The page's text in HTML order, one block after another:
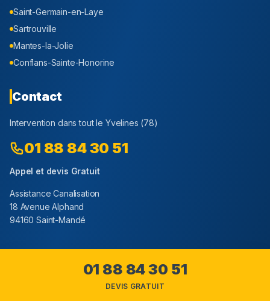
Saint-Germain-en-Laye
Sartrouville
Mantes-la-Jolie
Conflans-Sainte-Honorine
Contact
Intervention dans tout le Yvelines (78)
01 88 84 30 51
Appel et devis Gratuit
Assistance Canalisation
18 Avenue Alphand
94160 Saint-Mandé
Facebook
01 88 84 30 51
DEVIS GRATUIT